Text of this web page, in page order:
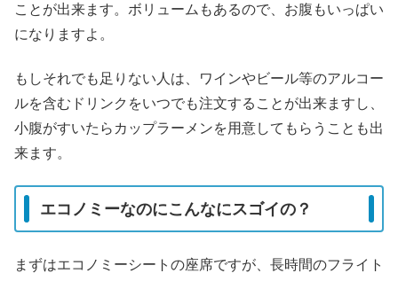
ことが出来ます。ボリュームもあるので、お腹もいっぱい
になりますよ。
もしそれでも足りない人は、ワインやビール等のアルコー
ルを含むドリンクをいつでも注文することが出来ますし、
小腹がすいたらカップラーメンを用意してもらうことも出
来ます。
エコノミーなのにこんなにスゴイの？
まずはエコノミーシートの座席ですが、長時間のフライト